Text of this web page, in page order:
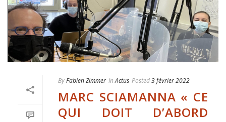
ByFabien Zimmer In Actus Posted3 février 2022
MARC SCIAMANNA « CE
QUI DOIT D’ABORD